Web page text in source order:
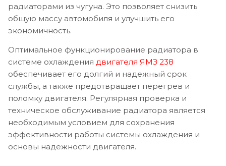
радиаторами из чугуна. Это позволяет снизить
общую массу автомобиля и улучшить его
экономичность.
Оптимальное функционирование радиатора в
системе охлаждения двигателя ЯМЗ 238
обеспечивает его долгий и надежный срок
службы, а также предотвращает перегрев и
поломку двигателя. Регулярная проверка и
техническое обслуживание радиатора является
необходимым условием для сохранения
эффективности работы системы охлаждения и
основы надежности двигателя.